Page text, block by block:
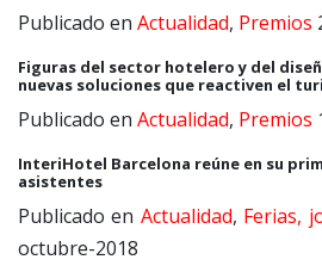
Publicado en Actualidad, Premios
Figuras del sector hotelero y del
nuevas soluciones que reactiven el
Publicado en Actualidad, Premios
InteriHotel Barcelona reúne en su
asistentes
Publicado en Actualidad, Ferias,
octubre-2018